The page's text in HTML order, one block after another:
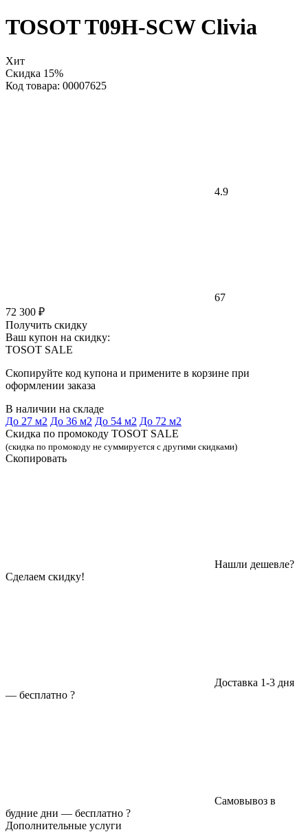
TOSOT T09H-SCW Clivia
Хит
Скидка 15%
Код товара: 00007625
4.9
67
72 300 ₽
Получить скидку
Ваш купон на скидку:
TOSOT SALE
Скопируйте код купона и примените в корзине при
оформлении заказа
В наличии на складе
До 27 м2 До 36 м2 До 54 м2 До 72 м2
Скидка по промокоду TOSOT SALE
(скидка по промокоду не суммируется с другими скидками)
Скопировать
Нашли дешевле?
Сделаем скидку!
Доставка 1-3 дня
— бесплатно ?
Самовывоз в
будние дни — бесплатно ?
Дополнительные услуги